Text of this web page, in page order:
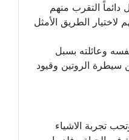
التقرب منهم
الطريق الأمثل
وعائلته بسبل
سيطرة الروتين وقيود
تجربة الاشياء